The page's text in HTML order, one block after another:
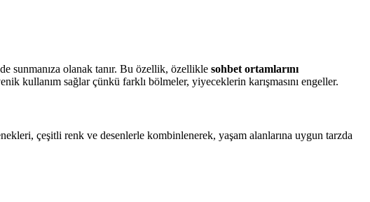
sunmanıza olanak tanır. Bu özellik, özellikle sohbet ortamlarını
kullanım sağlar çünkü farklı bölmeler, yiyeceklerin karışmasını engeller.
çeşitli renk ve desenlerle kombinlenerek, yaşam alanlarına uygun tarzda